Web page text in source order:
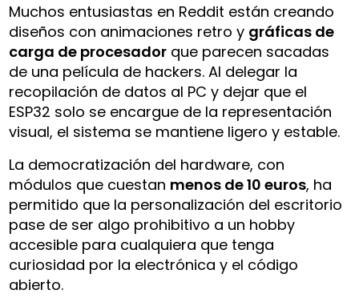
Muchos entusiastas en Reddit están creando
diseños con animaciones retro y gráficas de
carga de procesador que parecen sacadas
de una película de hackers. Al delegar la
recopilación de datos al PC y dejar que el
ESP32 solo se encargue de la representación
visual, el sistema se mantiene ligero y estable.
La democratización del hardware, con
módulos que cuestan menos de 10 euros, ha
permitido que la personalización del escritorio
pase de ser algo prohibitivo a un hobby
accesible para cualquiera que tenga
curiosidad por la electrónica y el código
abierto.